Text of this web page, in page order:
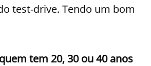
test-drive. Tendo um bom
tem 20, 30 ou 40 anos